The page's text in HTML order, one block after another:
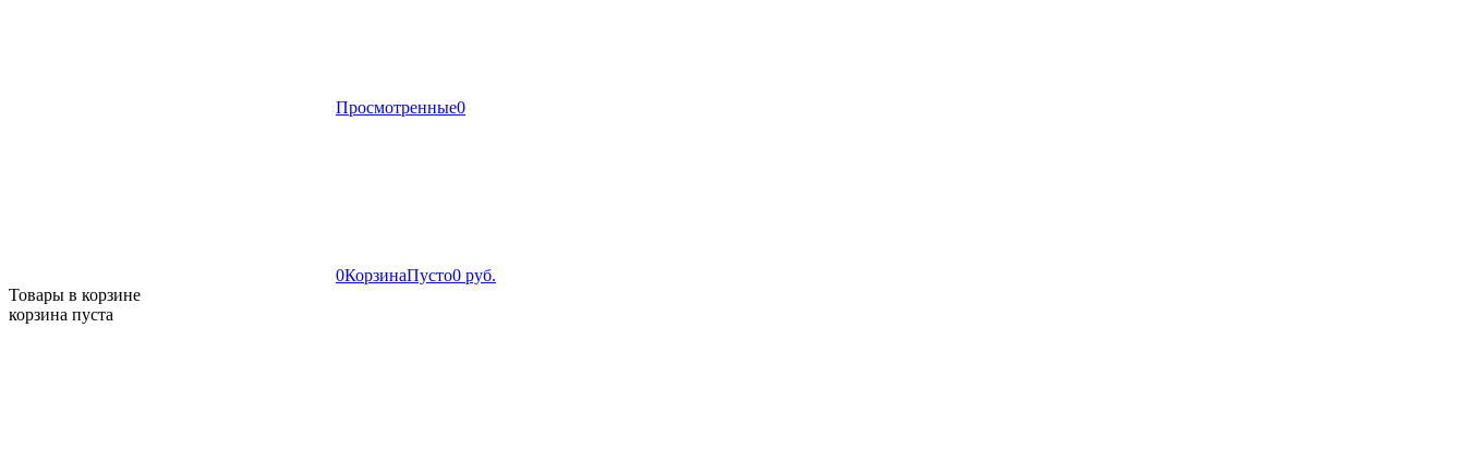
Просмотренные0
0КорзинаПусто0 руб.
Товары в корзине
корзина пуста